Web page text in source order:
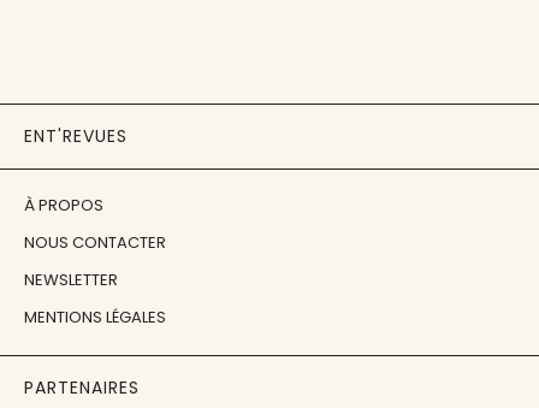
ENT'REVUES
À PROPOS
NOUS CONTACTER
NEWSLETTER
MENTIONS LÉGALES
PARTENAIRES